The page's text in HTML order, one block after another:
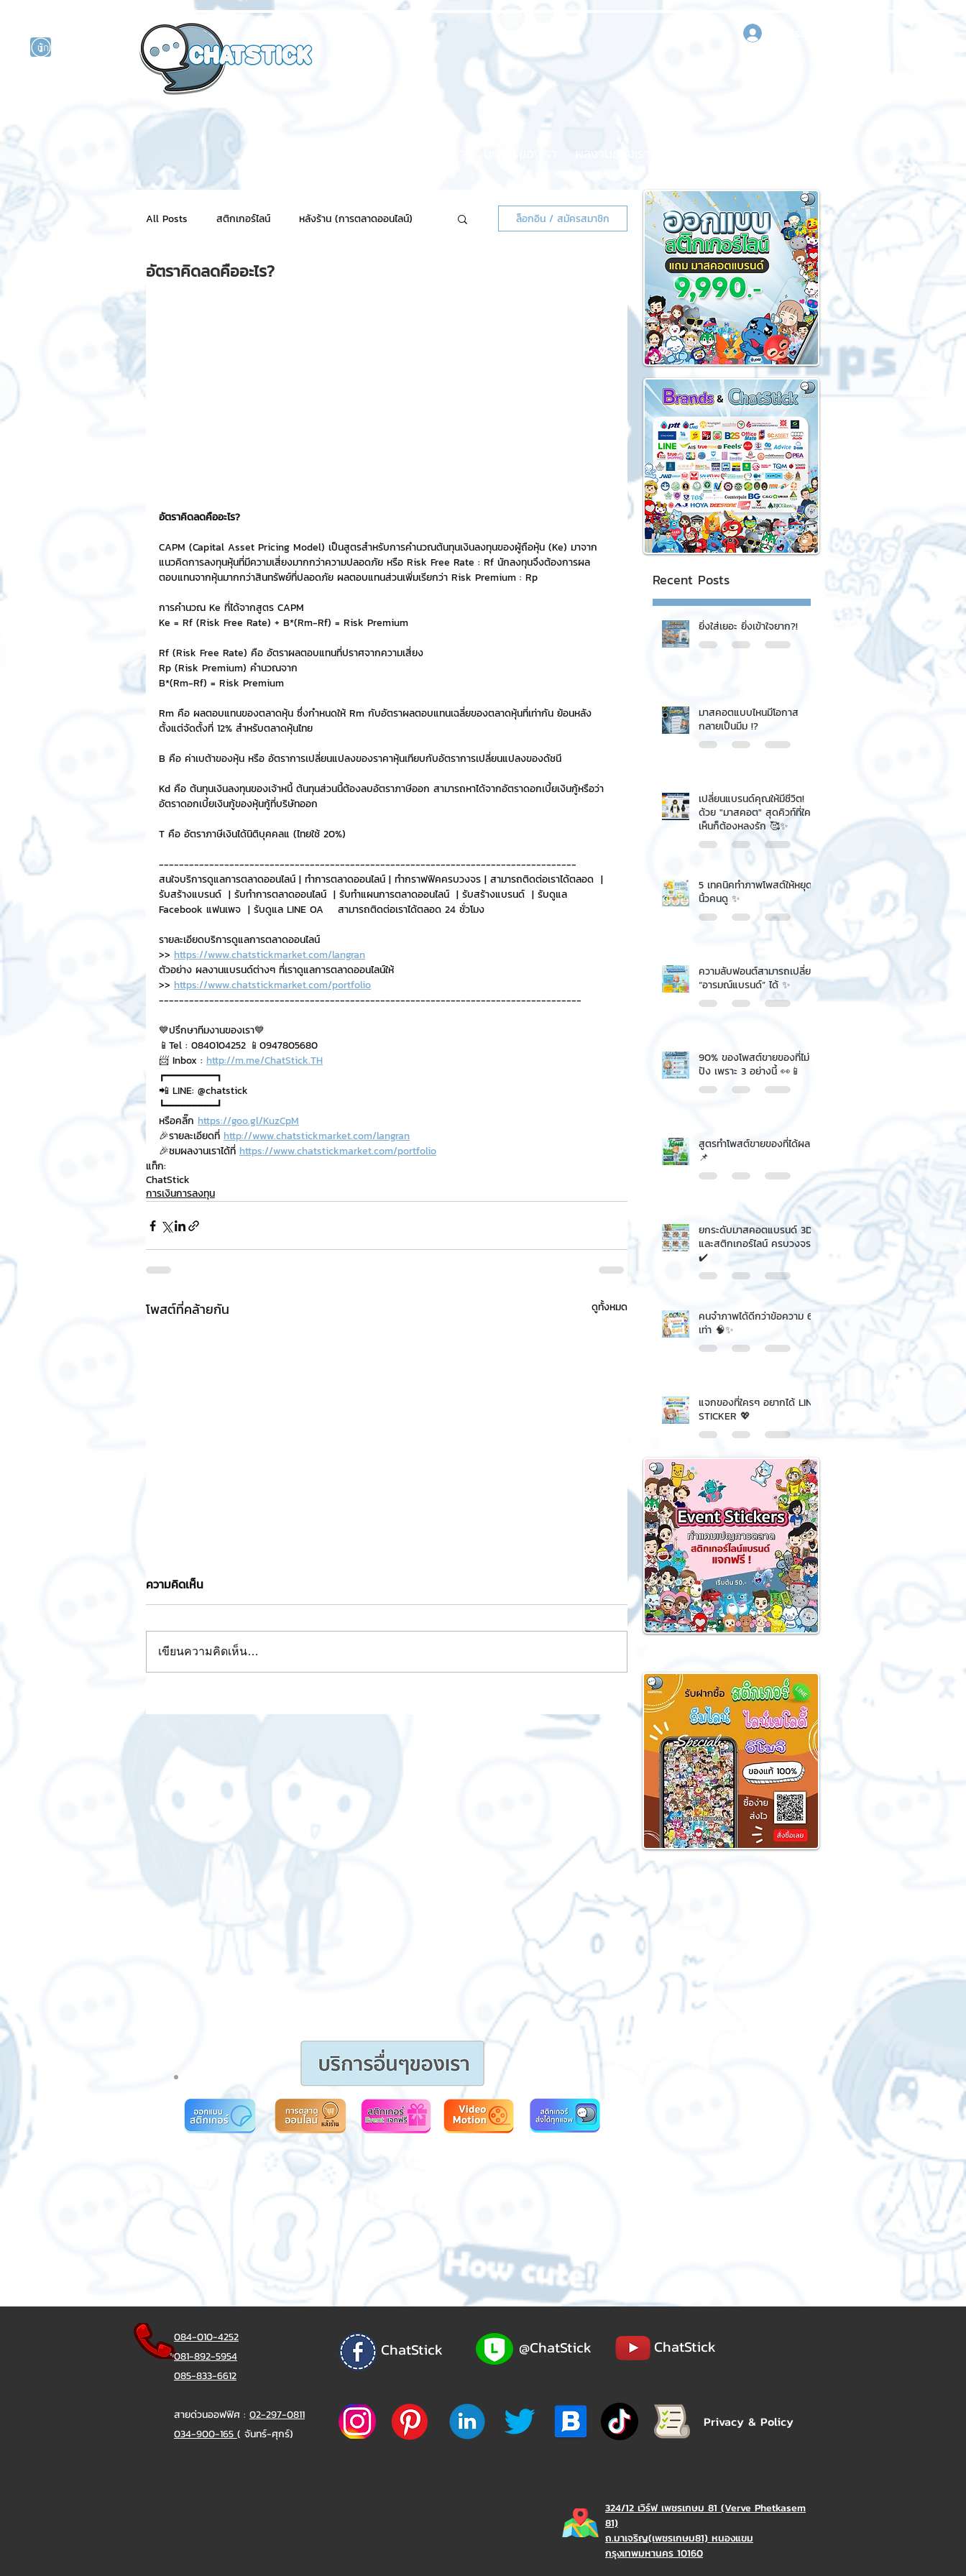
นักแสดงศิลปิน
ผลงานของเรา
All Posts สติกเกอร์ไลน์ หลังร้าน (การตลาดออนไลน์)
NFT for BRAND สติ๊กเกอร์ไลน์แจกฟรี
เทคนิคสาระ IT NFT และ Cryptocurrency
รีวิวเกมส์จาก ChatStick ChatStick NFT Collection
Chat Bot เวบไซต์
Sponsored Sticker มาสคอต
มาสคอต 3D
ล็อกอิน / สมัครสมาชิก
อัตราคิดลดคืออะไร?
อัตราคิดลดคืออะไร?
CAPM (Capital Asset Pricing Model) เป็นสูตรสำหรับการคำนวณต้นทุนเงินลงทุนของผู้ถือหุ้น (Ke) มาจาก
แนวคิดการลงทุนหุ้นที่มีความเสี่ยงมากกว่าความปลอดภัย หรือ Risk Free Rate : Rf นักลงทุนจึงต้องการผล
ตอบแทนจากหุ้นมากกว่าสินทรัพย์ที่ปลอดภัย ผลตอบแทนส่วนเพิ่มเรียกว่า Risk Premium : Rp
การคำนวณ Ke ที่ได้จากสูตร CAPM
Ke = Rf (Risk Free Rate) + B*(Rm-Rf) = Risk Premium
Rf (Risk Free Rate) คือ อัตราผลตอบแทนที่ปราศจากความเสี่ยง
Rp (Risk Premium) คำนวณจาก
B*(Rm-Rf) = Risk Premium
Rm คือ ผลตอบแทนของตลาดหุ้น ซึ่งกำหนดให้ Rm กับอัตราผลตอบแทนเฉลี่ยของตลาดหุ้นที่เท่ากัน ย้อนหลัง
ตั้งแต่จัดตั้งที่ 12% สำหรับตลาดหุ้นไทย
B คือ ค่าเบต้าของหุ้น หรือ อัตราการเปลี่ยนแปลงของราคาหุ้นเทียบกับอัตราการเปลี่ยนแปลงของดัชนี
Kd คือ ต้นทุนเงินลงทุนของเจ้าหนี้ ต้นทุนส่วนนี้ต้องลบอัตราภาษีออก สามารถหาได้จากอัตราดอกเบี้ยเงินกู้หรือว่า
อัตราดอกเบี้ยเงินกู้ของหุ้นกู้ที่บริษัทออก
T คือ อัตราภาษีเงินได้นิติบุคคลแ (ไทยใช้ 20%)
-----------------------------------------------------------------------------------
สนใจบริการดูแลการตลาดออนไลน์ | ทำการตลาดออนไลน์ | ทำกราฟฟิคครบวงจร | สามารถติดต่อเราได้ตลอด  |
รับสร้างแบรนด์  | รับทำการตลาดออนไลน์  | รับทำแผนการตลาดออนไลน์  | รับสร้างแบรนด์  | รับดูแล
Facebook แฟนเพจ  | รับดูแล LINE OA    สามารถติดต่อเราได้ตลอด 24 ชั่วโมง
รายละเอียดบริการดูแลการตลาดออนไลน์
>> https://www.chatstickmarket.com/langran
ตัวอย่าง ผลงานแบรนด์ต่างๆ ที่เราดูแลการตลาดออนไลน์ให้
>> https://www.chatstickmarket.com/portfolio
------------------------------------------------------------------------------------
💙ปรึกษาทีมงานของเรา💙
📱Tel : 0840104252 📱0947805680
📨 Inbox : http://m.me/ChatStick.TH
┏━━━━━━━━━┓
📲 LINE: @chatstick
┗━━━━━━━━━┛
หรือคลิ๊ก https://goo.gl/KuzCpM
🎉รายละเอียดที่ http://www.chatstickmarket.com/langran
🎉ชมผลงานเราได้ที่ https://www.chatstickmarket.com/portfolio
แท็ก:
ChatStick
การเงินการลงทุน
โพสต์ที่คล้ายกัน ดูทั้งหมด
งบกำไรขาดทุน คืออะไร?
ความคิดเห็น
เขียนความคิดเห็น…
Recent Posts
ยิ่งใส่เยอะ ยิ่งเข้าใจยาก?!
มาสคอตแบบไหนมีโอกาส
กลายเป็นมีม !?
เปลี่ยนแบรนด์คุณให้มีชีวิต!
ด้วย "มาสคอต" สุดคิวท์ที่ใคร
เห็นก็ต้องหลงรัก 🥰✨
5 เทคนิคทำภาพโพสต์ให้หยุด
นิ้วคนดู ✨
ความลับฟอนต์สามารถเปลี่ยน
“อารมณ์แบรนด์” ได้ ✨
90% ของโพสต์ขายของที่ไม่
ปัง เพราะ 3 อย่างนี้ 👀📱
สูตรทำโพสต์ขายของที่ได้ผล
📌
ยกระดับมาสคอตแบรนด์ 3D
และสติกเกอร์ไลน์ ครบวงจร
✔️
คนจำภาพได้ดีกว่าข้อความ 6
เท่า 🧠✨
แจกของที่ใครๆ อยากได้ LINE
STICKER 💖
084-010-4252
081-892-5954
085-833-6612
สายด่วนออฟฟิศ : 02-297-0811
034-900-165 ( จันทร์-ศุกร์)
ChatStick @ChatStick ChatStick
Privacy & Policy
324/12 เวิร์ฟ เพชรเกษม 81 (Verve Phetkasem
81)
ถ.มาเจริญ(เพชรเกษม81) หนองแขม
กรุงเทพมหานคร 10160